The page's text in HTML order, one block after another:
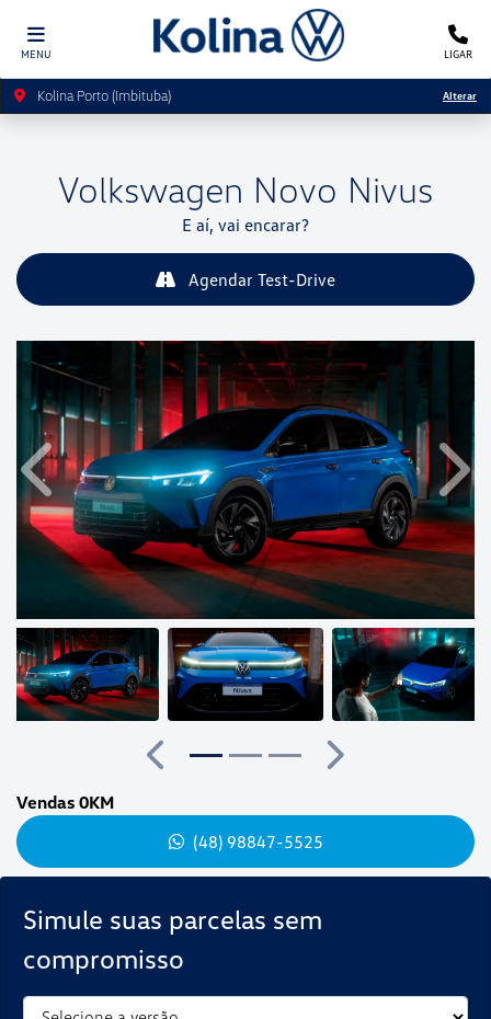
MENU LIGAR
Kolina Porto (Imbituba) Alterar
Volkswagen Novo Nivus
E aí, vai encarar?
Agendar Test-Drive
Simule suas parcelas sem
compromisso
Anterior
Anterior
Próximo
Vendas 0KM
(48) 98847-5525